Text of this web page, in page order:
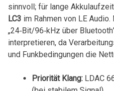
sinnvoll; für lange
LC3 im Rahmen von LE
„24‑Bit/96‑kHz über
interpretieren, da‍
und Funkbedingungen die
Priorität Klang:⁤LDAC